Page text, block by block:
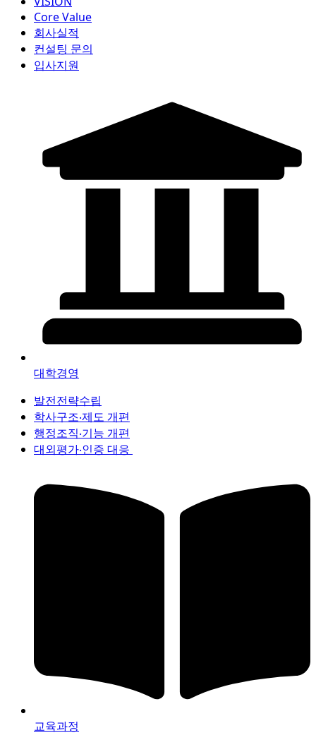
Core Value
회사실적
컨설팅 문의
입사지원
대학경영
발전전략수립
학사구조‧제도 개편
행정조직‧기능 개편
대외평가‧인증 대응
교육과정